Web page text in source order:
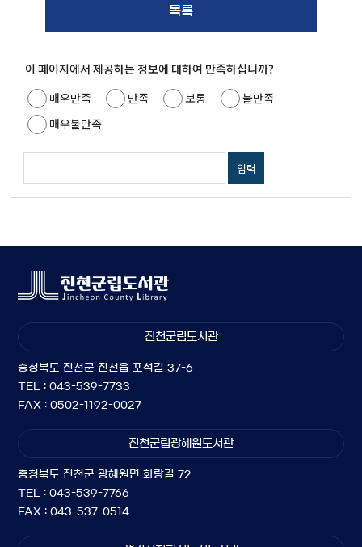
목록
이 페이지에서 제공하는 정보에 대하여 만족하십니까?
매우만족
만족 보통
불만족
매우불만족
진천군립도서관
충청북도 진천군 진천읍 포석길 37-6
TEL : 043-539-7733
FAX : 0502-1192-0027
진천군립광혜원도서관
충청북도 진천군 광혜원면 화랑길 72
TEL : 043-539-7766
FAX : 043-537-0514